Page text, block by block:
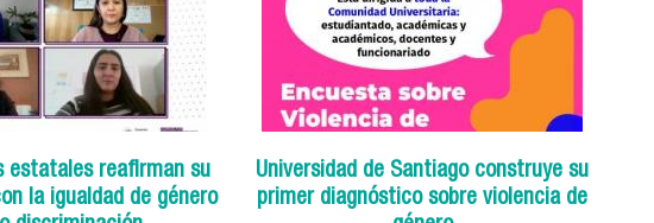
estatales reafirman su
la igualdad de género
Universidad de Santiago construye su
primer diagnóstico sobre violencia de